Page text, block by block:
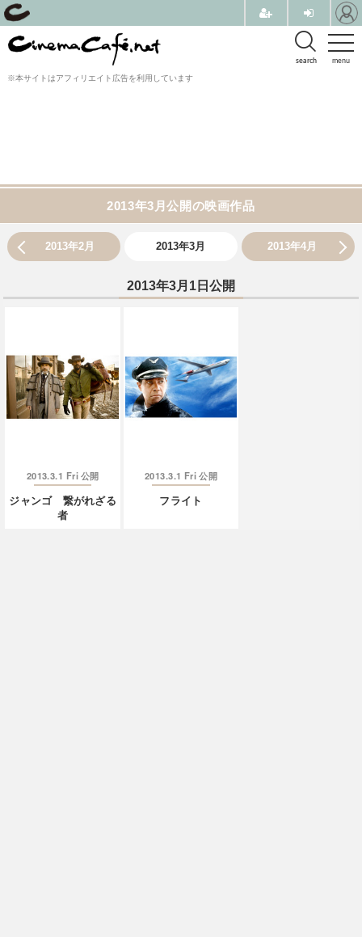
menu
search
※本サイトはアフィリエイト広告を利用しています
2013年3月公開の映画作品
2013年2月 2013年3月 2013年4月
2013年3月1日公開
2013.3.1 Fri 公開
ジャンゴ 繋がれざる
者
2013.3.1 Fri 公開
フライト